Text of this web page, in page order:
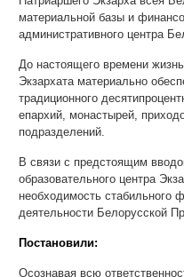
материальной базы и
административного центра
До настоящего времени
Экзархата материально
традиционного
епархий, монастырей,
подразделений.
В связи с предстоящим
образовательного центра
необходимость стабильного
деятельности Белорусской
Постановили:
Осознавая всю